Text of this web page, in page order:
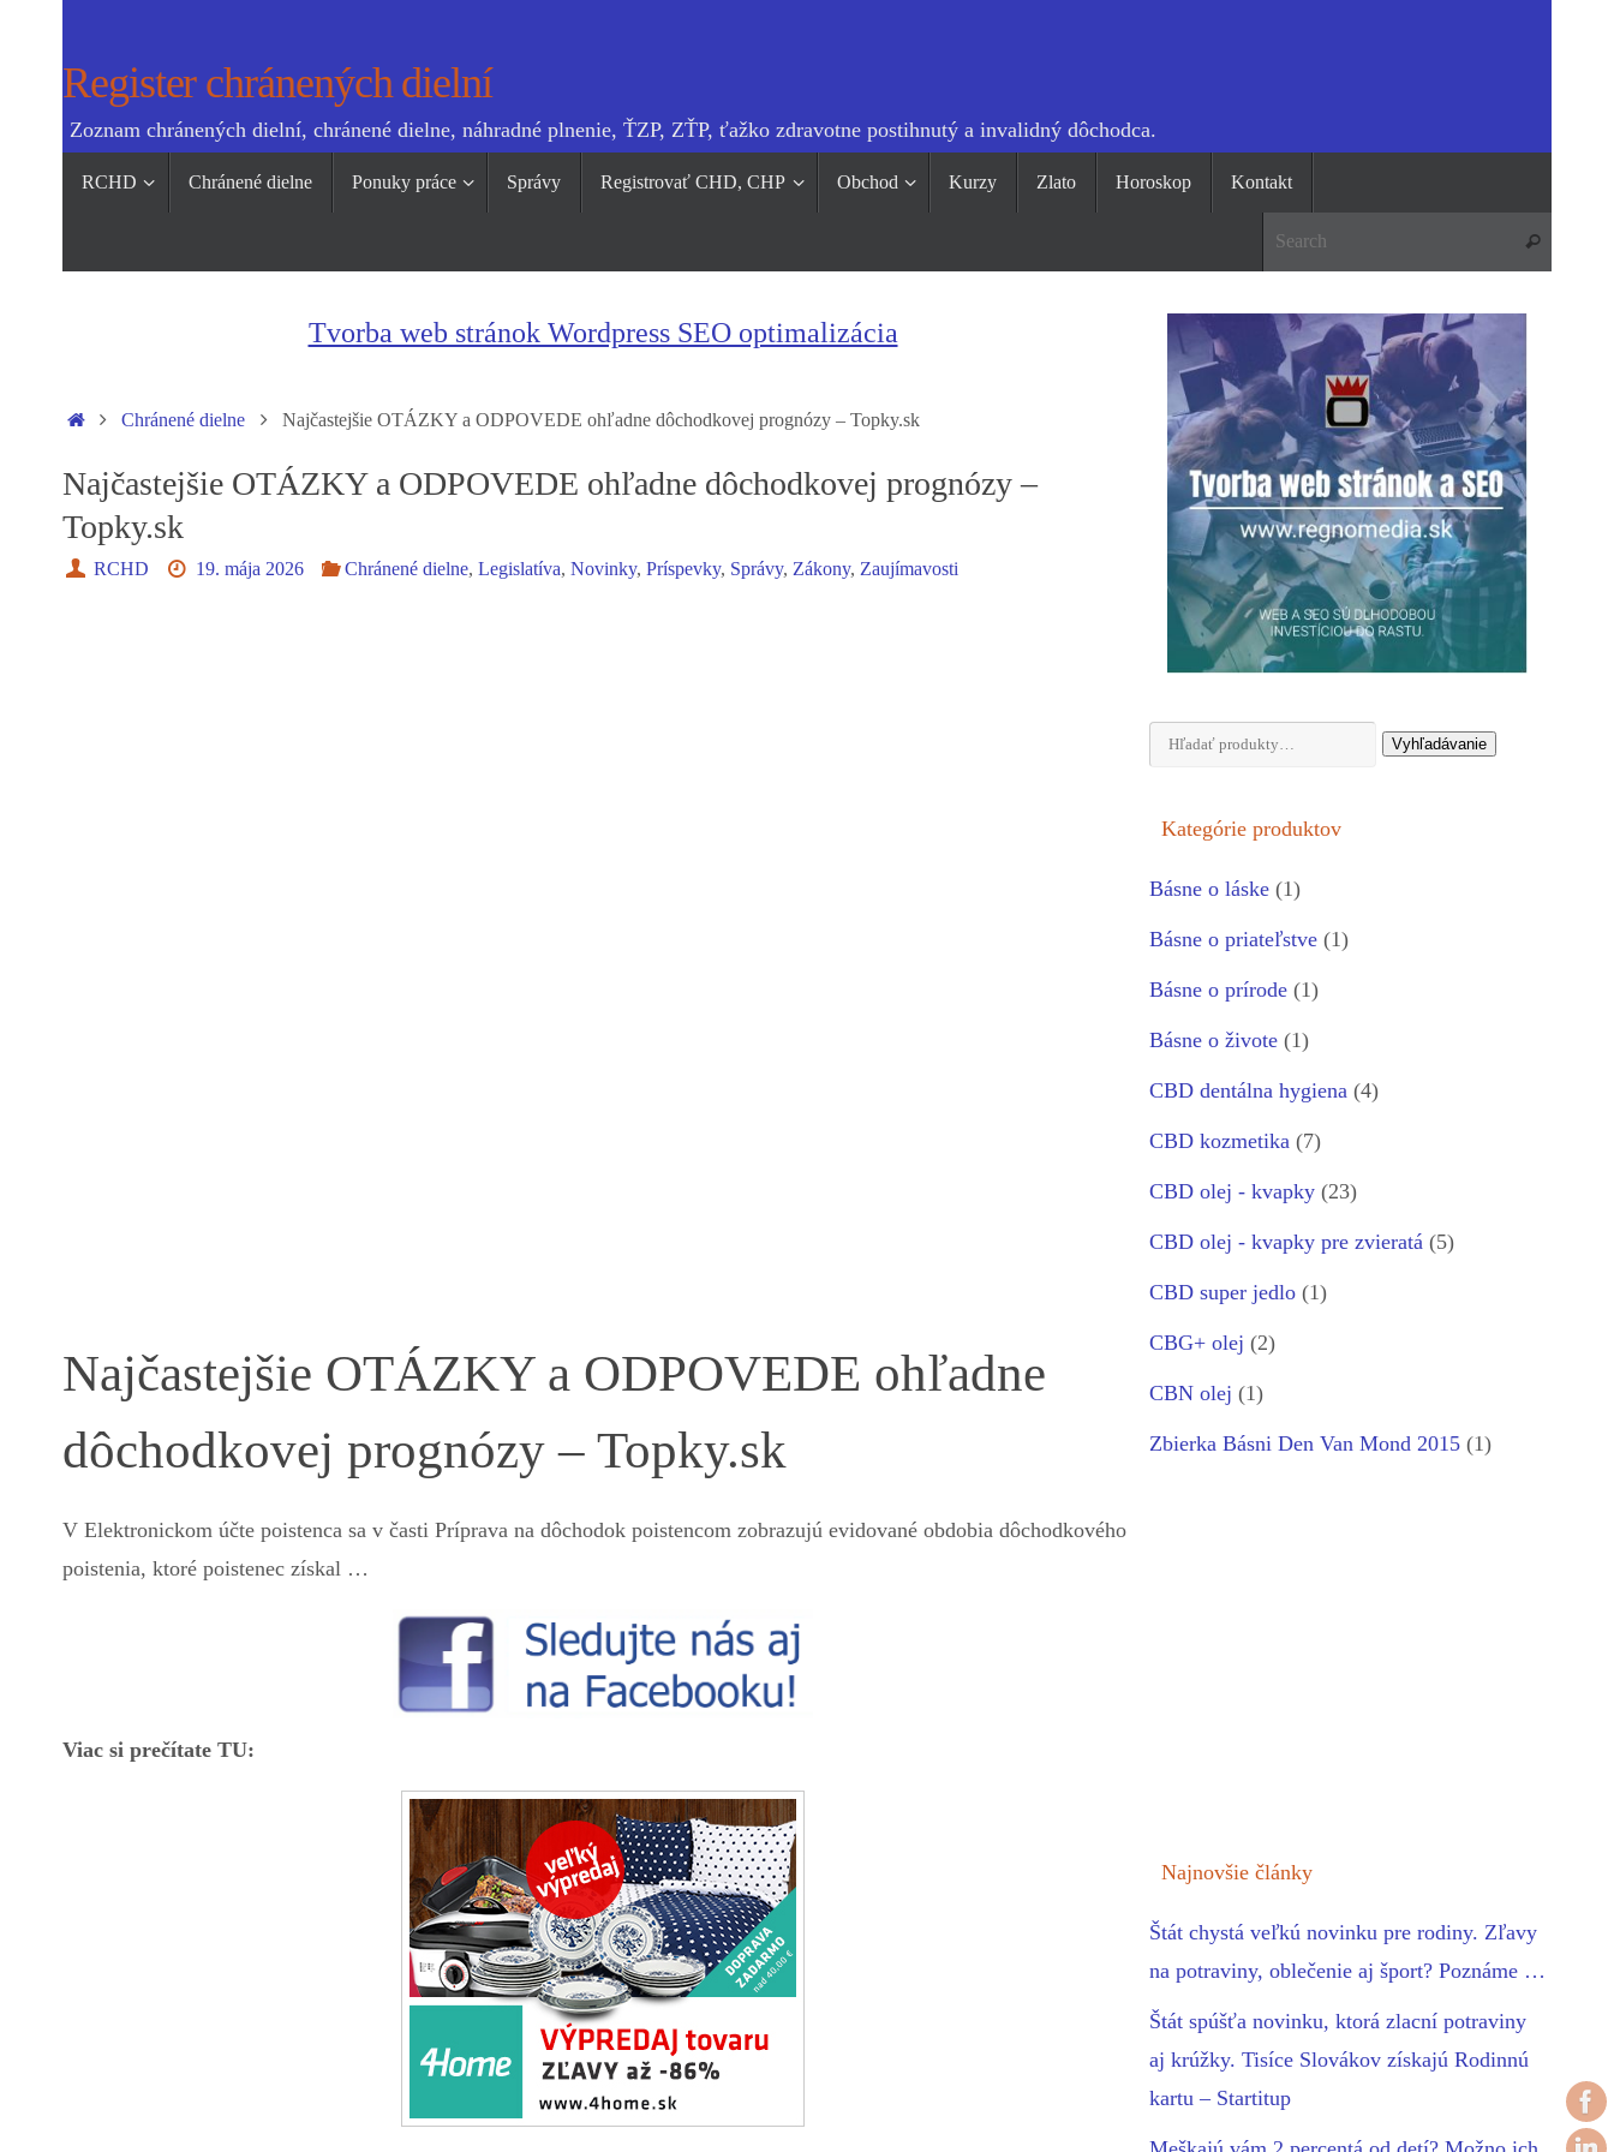
Register chránených dielní
Zoznam chránených dielní, chránené dielne, náhradné plnenie, ŤZP, ZŤP, ťažko zdravotne postihnutý a invalidný dôchodca.
RCHD Chránené dielne Ponuky práce Správy Registrovať CHD, CHP Obchod Kurzy Zlato Horoskop Kontakt
Search
Tvorba web stránok Wordpress SEO optimalizácia
HomeChránené dielne Najčastejšie OTÁZKY a ODPOVEDE ohľadne dôchodkovej prognózy – Topky.sk
Najčastejšie OTÁZKY a ODPOVEDE ohľadne dôchodkovej prognózy –
Topky.sk
RCHD 19. mája 2026 Chránené dielne,Legislatíva,Novinky,Príspevky, Správy,Zákony,Zaujímavosti
Najčastejšie OTÁZKY a ODPOVEDE ohľadne
dôchodkovej prognózy – Topky.sk
V Elektronickom účte poistenca sa v časti Príprava na dôchodok poistencom zobrazujú evidované obdobia dôchodkového
poistenia, ktoré poistenec získal …
Viac si prečítate TU:
Hľadať: Vyhľadávanie
Kategórie produktov
Básne o láske (1)
Básne o priateľstve (1)
Básne o prírode (1)
Básne o živote (1)
CBD dentálna hygiena (4)
CBD kozmetika (7)
CBD olej - kvapky (23)
CBD olej - kvapky pre zvieratá (5)
CBD super jedlo (1)
CBG+ olej (2)
CBN olej (1)
Zbierka Básni Den Van Mond 2015 (1)
Najnovšie články
Štát chystá veľkú novinku pre rodiny. Zľavy
na potraviny, oblečenie aj šport? Poznáme …
Štát spúšťa novinku, ktorá zlacní potraviny
aj krúžky. Tisíce Slovákov získajú Rodinnú
kartu – Startitup